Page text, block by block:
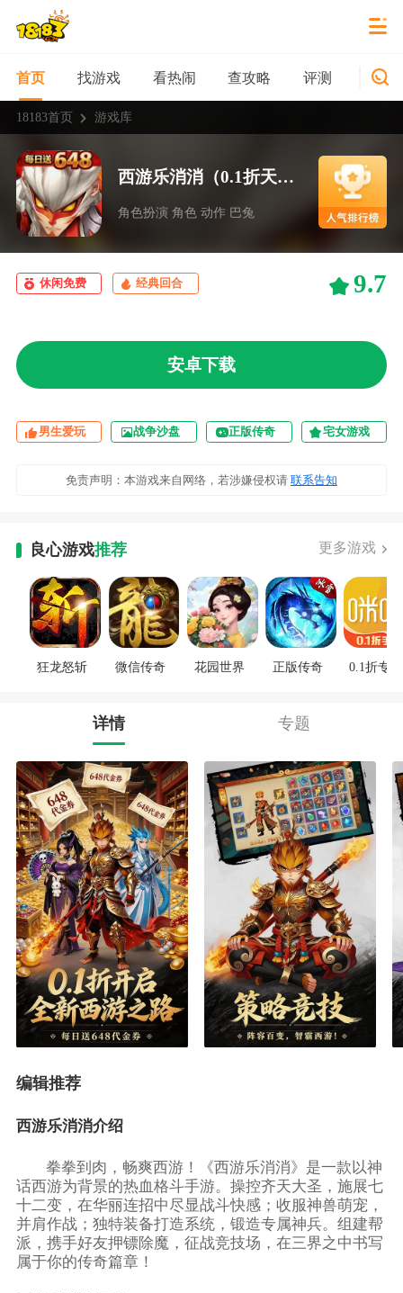
首页 找游戏 看热闹 查攻略 评测 新游
18183首页 游戏库
西游乐消消（0.1折天天送648）
角色扮演 角色 动作 巴兔
休闲免费 经典回合 9.7
安卓下载
男生爱玩 战争沙盘 正版传奇 宅女游戏
免责声明：本游戏来自网络，若涉嫌侵权请 联系告知
良心游戏推荐 更多游戏
狂龙怒斩 微信传奇 花园世界 正版传奇 0.1折专区
详情 专题
编辑推荐
西游乐消消介绍
拳拳到肉，畅爽西游！《西游乐消消》是一款以神
话西游为背景的热血格斗手游。操控齐天大圣，施展七
十二变，在华丽连招中尽显战斗快感；收服神兽萌宠，
并肩作战；独特装备打造系统，锻造专属神兵。组建帮
派，携手好友押镖除魔，征战竞技场，在三界之中书写
属于你的传奇篇章！